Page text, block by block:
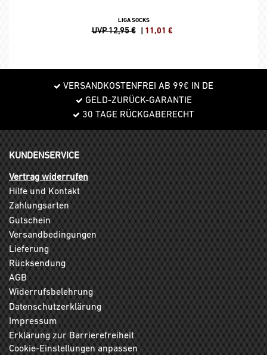
LIGA SOCKS
UVP 12,95 € | 11,01 €
VERSANDKOSTENFREI AB 99€ IN DE
GELD-ZURÜCK-GARANTIE
30 TAGE RÜCKGABERECHT
KUNDENSERVICE
Vertrag widerrufen
Hilfe und Kontakt
Zahlungsarten
Gutschein
Versandbedingungen
Lieferung
Rücksendung
AGB
Widerrufsbelehrung
Datenschutzerklärung
Impressum
Erklärung zur Barrierefreiheit
Cookie-Einstellungen anpassen